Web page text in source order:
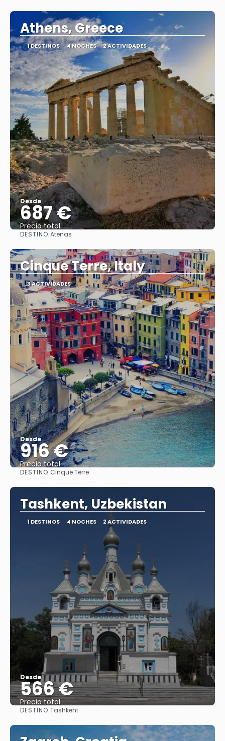
Athens, Greece
1 DESTINOS 4 NOCHES 2 ACTIVIDADES
Desde
687 €
Precio total
DESTINO:Atenas
Cinque Terre, Italy
3 ACTIVIDADES
Desde
916 €
Precio total
DESTINO:Cinque Terre
Tashkent, Uzbekistan
1 DESTINOS 4 NOCHES 2 ACTIVIDADES
Desde
566 €
Precio total
DESTINO:Tashkent